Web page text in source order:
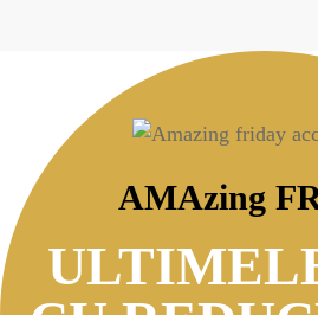
AMAzing